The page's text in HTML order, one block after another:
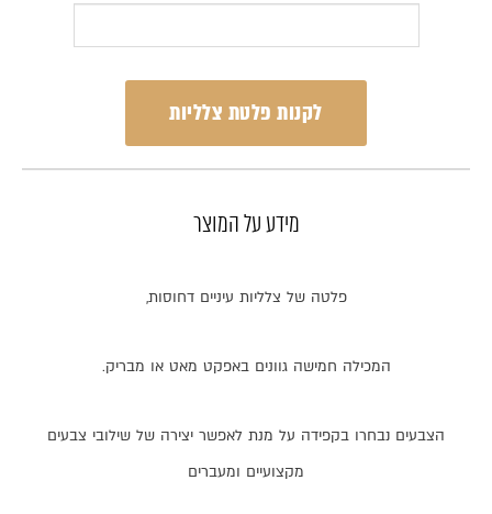
לקנות פלטת צלליות
מידע על המוצר
פלטה של צלליות עיניים דחוסות,
המכילה חמישה גוונים באפקט מאט או מבריק.
הצבעים נבחרו בקפידה על מנת לאפשר יצירה של שילובי צבעים
מקצועיים ומעברים